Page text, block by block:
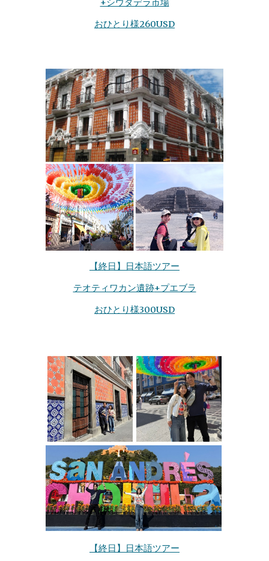
+シウダデラ市場
おひとり様260USD
【終日 】
日本語ツアー
テオティワカン遺跡+プエブラ
おひとり様300USD
【終日 】
日本語ツアー